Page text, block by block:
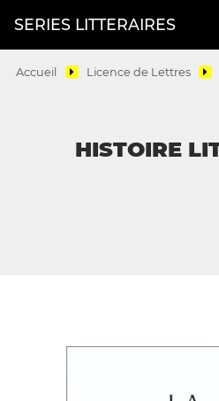
SERIES LITTERAIRES
Accueil Licence de Lettres
HISTOIRE